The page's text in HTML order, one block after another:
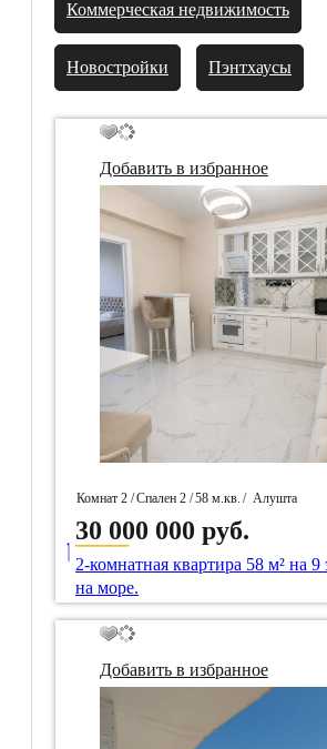
Коммерческая недвижимость
Новостройки Пэнтхаусы
Добавить в избранное
Комнат 2 /Спален 2 /58 м.кв. / Алушта
/ Идентификатор собственность 101633
30 000 000 руб.
____
2-комнатная квартира 58 м² на
на море.
Добавить в избранное